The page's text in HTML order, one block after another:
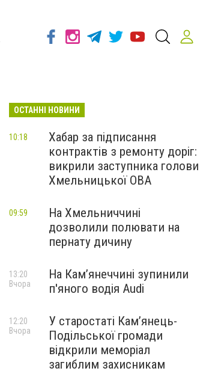
ОСТАННІ НОВИНИ
Хабар за підписання
контрактів з ремонту доріг:
викрили заступника голови
Хмельницької ОВА
10:18
На Хмельниччині
дозволили полювати на
пернату дичину
09:59
На Камʼянеччині зупинили
п'яного водія Audi
13:20
Вчора
У старостаті Кам’янець-
Подільської громади
відкрили меморіал
загиблим захисникам
12:20
Вчора